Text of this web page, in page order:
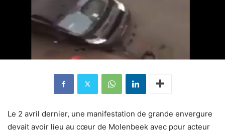
Le 2 avril dernier, une manifestation de grande envergure
devait avoir lieu au cœur de Molenbeek avec pour acteur